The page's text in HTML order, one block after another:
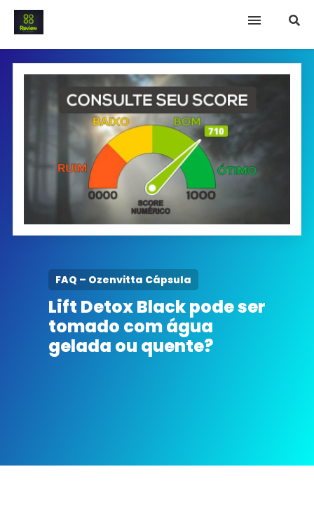
INICIO
Termo e Condições
Política Privacidade
SOBRE NÓS
FAQ – Ozenvitta Cápsula
Lift Detox Black pode ser
tomado com água
gelada ou quente?